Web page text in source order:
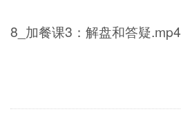
8_加餐课3：解盘和答疑.mp4